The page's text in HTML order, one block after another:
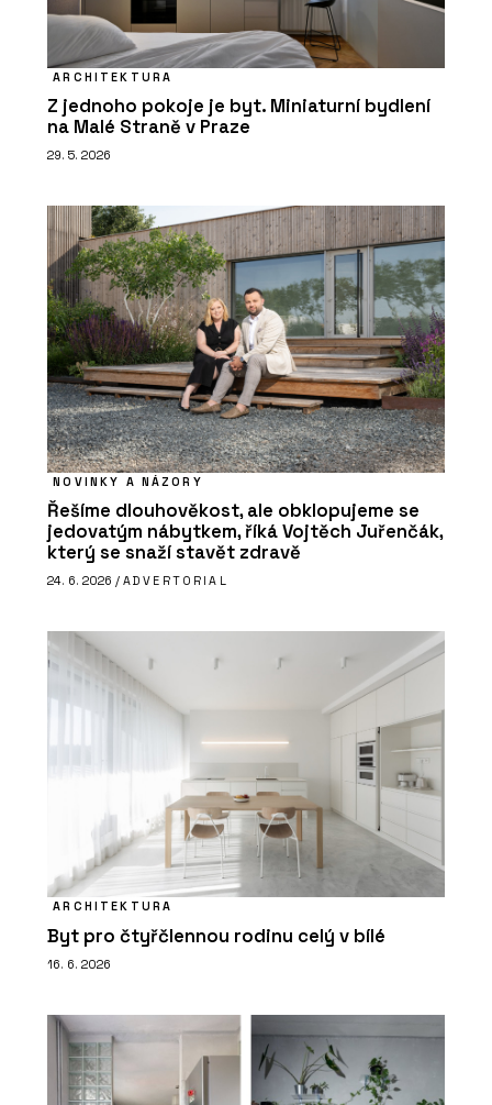
ARCHITEKTURA
Z jednoho pokoje je byt. Miniaturní bydlení
na Malé Straně v Praze
29. 5. 2026
NOVINKY A NÁZORY
Řešíme dlouhověkost, ale obklopujeme se
jedovatým nábytkem, říká Vojtěch Juřenčák,
který se snaží stavět zdravě
24. 6. 2026 / ADVERTORIAL
ARCHITEKTURA
Byt pro čtyřčlennou rodinu celý v bílé
16. 6. 2026